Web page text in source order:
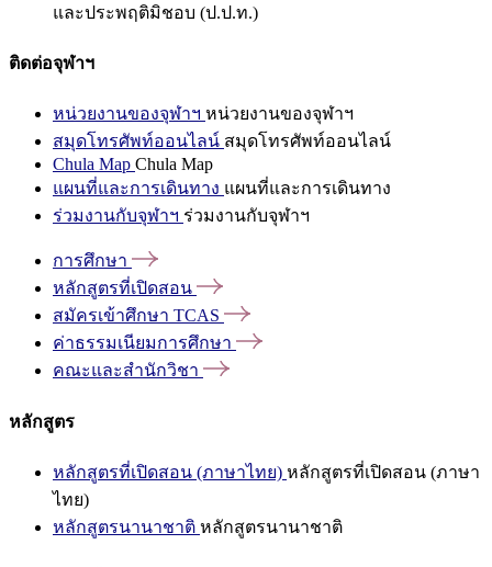
และประพฤติมิชอบ (ป.ป.ท.)
ติดต่อจุฬาฯ
หน่วยงานของจุฬาฯ หน่วยงานของจุฬาฯ
สมุดโทรศัพท์ออนไลน์ สมุดโทรศัพท์ออนไลน์
Chula Map Chula Map
แผนที่และการเดินทาง แผนที่และการเดินทาง
ร่วมงานกับจุฬาฯ ร่วมงานกับจุฬาฯ
การศึกษา
หลักสูตรที่เปิดสอน
สมัครเข้าศึกษา TCAS
ค่าธรรมเนียมการศึกษา
คณะและสำนักวิชา
หลักสูตร
หลักสูตรที่เปิดสอน (ภาษาไทย) หลักสูตรที่เปิดสอน (ภาษา
ไทย)
หลักสูตรนานาชาติ หลักสูตรนานาชาติ